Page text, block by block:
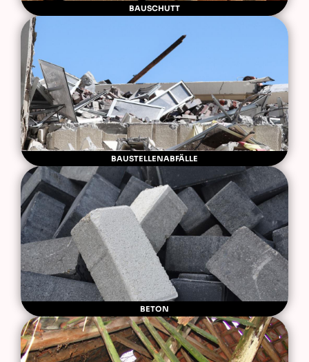
BAUSCHUTT
BAUSTELLENABFÄLLE
BETON